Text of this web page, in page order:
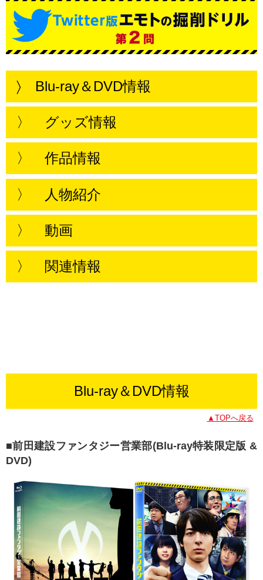
〉 Blu-ray＆DVD情報
〉 グッズ情報
〉 作品情報
〉 人物紹介
〉 動画
〉 関連情報
Blu-ray＆DVD情報
▲TOPへ戻る
■前田建設ファンタジー営業部(Blu-ray特装限定版 &
DVD)